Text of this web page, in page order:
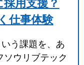
採用支援？
仕事体験
う課題を、あ
ソウリブテック